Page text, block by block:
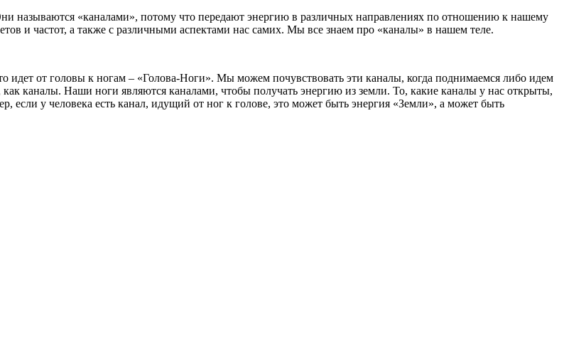
называются «каналами», потому что передают энергию в различных направлениях по отношению к нашему
и частот, а также с различными аспектами нас самих. Мы все знаем про «каналы» в нашем теле.
идет от головы к ногам – «Голова-Ноги». Мы можем почувствовать эти каналы, когда поднимаемся либо идем
каналы. Наши ноги являются каналами, чтобы получать энергию из земли. То, какие каналы у нас открыты,
у человека есть канал, идущий от ног к голове, это может быть энергия «Земли», а может быть